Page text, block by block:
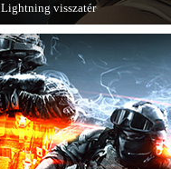
Lightning visszatér
Megjött a Lightning Returns: